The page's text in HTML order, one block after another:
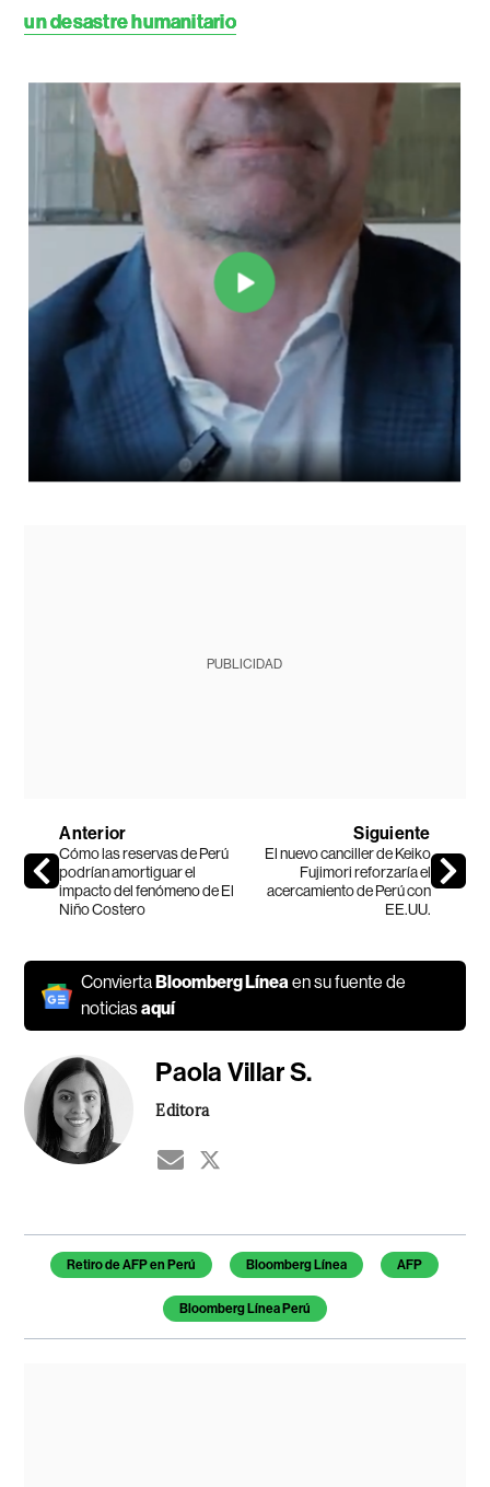
un desastre humanitario
PUBLICIDAD
Anterior
Cómo las reservas de Perú
podrían amortiguar el
impacto del fenómeno de El
Niño Costero
Siguiente
El nuevo canciller de Keiko
Fujimori reforzaría el
acercamiento de Perú con
EE.UU.
Convierta Bloomberg Líneaen su fuente de
noticiasaquí
Paola Villar S.
Editora
Temas de este artículo
Retiro de AFP en Perú Bloomberg Línea AFP
Bloomberg Línea Perú